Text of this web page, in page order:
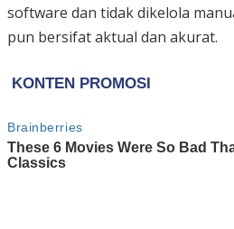
software dan tidak dikelola
pun bersifat aktual dan akurat.